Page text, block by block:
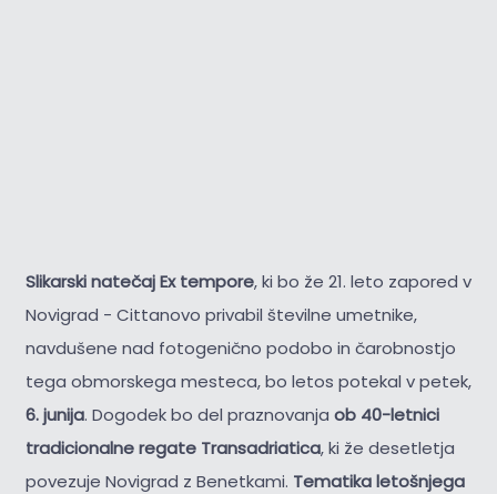
Slikarski natečaj Ex tempore, ki bo že 21. leto zapored v
Novigrad - Cittanovo privabil številne umetnike,
navdušene nad fotogenično podobo in čarobnostjo
tega obmorskega mesteca, bo letos potekal v petek,
6. junija. Dogodek bo del praznovanja ob 40-letnici
tradicionalne regate Transadriatica, ki že desetletja
povezuje Novigrad z Benetkami. Tematika letošnjega